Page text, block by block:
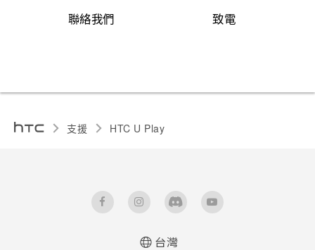
聯絡我們 致電
支援 HTC U Play‎
台灣